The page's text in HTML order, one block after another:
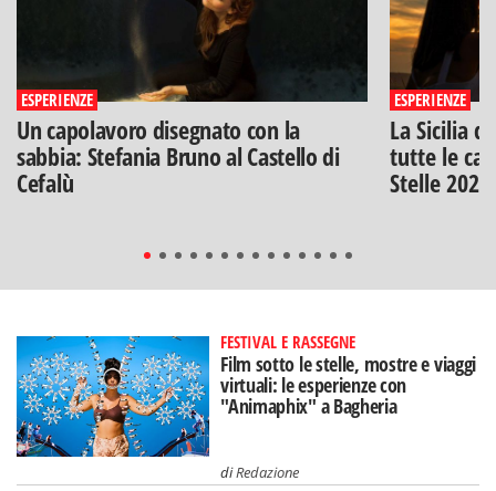
ESPERIENZE
Un capolavoro disegnato con la
sabbia: Stefania Bruno al Castello di
Cefalù
ESPERIENZE
La Sicilia
tutte le
Stelle
FESTIVAL E RASSEGNE
Film sotto le stelle, mostre e viaggi
virtuali: le esperienze con
"Animaphix" a Bagheria
diRedazione